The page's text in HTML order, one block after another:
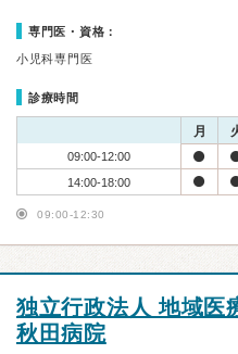
専門医・資格：
小児科専門医
診療時間
月
09:00-12:00
14:00-18:00
09:00-12:30
独立行政法人 地域医
秋田病院